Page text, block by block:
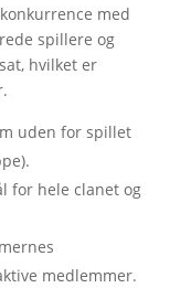
med
spillere og
hvilket er
uden for spillet
for hele clanet og
medlemmer.